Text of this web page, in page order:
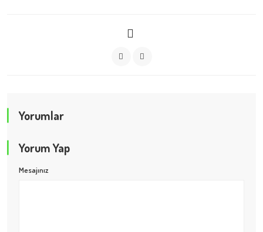
Yorumlar
Yorum Yap
Mesajınız